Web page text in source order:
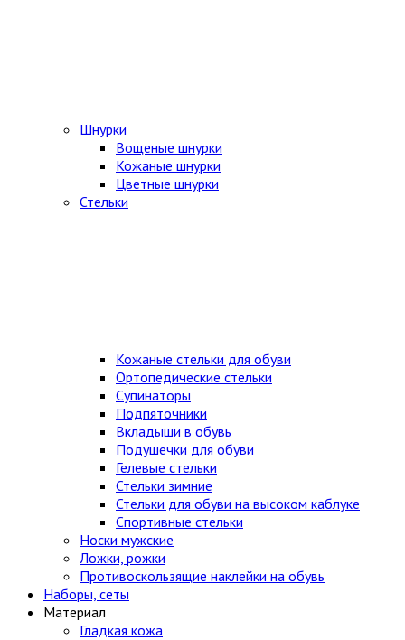
Шнурки
Вощеные шнурки
Кожаные шнурки
Цветные шнурки
Стельки
Кожаные стельки для обуви
Ортопедические стельки
Супинаторы
Подпяточники
Вкладыши в обувь
Подушечки для обуви
Гелевые стельки
Стельки зимние
Стельки для обуви на высоком каблуке
Спортивные стельки
Носки мужские
Ложки, рожки
Противоскользящие наклейки на обувь
Наборы, сеты
Материал
Гладкая кожа